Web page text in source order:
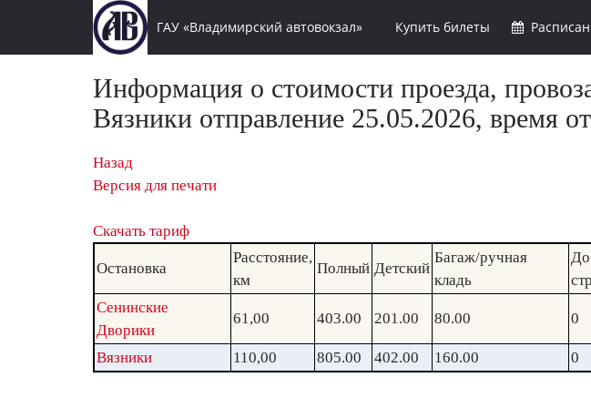
ГАУ «Владимирский автовокзал» Купить билеты
Информация о стоимости проезда,
Вязники отправление 25.05.2026, время
Назад
Версия для печати
Скачать тариф
Остановка
Расстояние,
км
Полный Детский
Багаж/ручная
кладь
Сенинские
Дворики
61,00 403.00 201.00 80.00 0
Вязники 110,00 805.00 402.00 160.00 0